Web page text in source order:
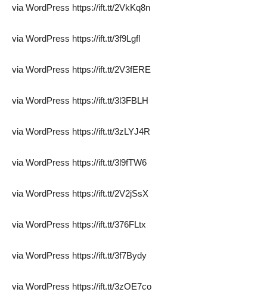
via WordPress https://ift.tt/2VkKq8n
via WordPress https://ift.tt/3f9Lgfl
via WordPress https://ift.tt/2V3fERE
via WordPress https://ift.tt/3l3FBLH
via WordPress https://ift.tt/3zLYJ4R
via WordPress https://ift.tt/3l9fTW6
via WordPress https://ift.tt/2V2jSsX
via WordPress https://ift.tt/376FLtx
via WordPress https://ift.tt/3f7Bydy
via WordPress https://ift.tt/3zOE7co